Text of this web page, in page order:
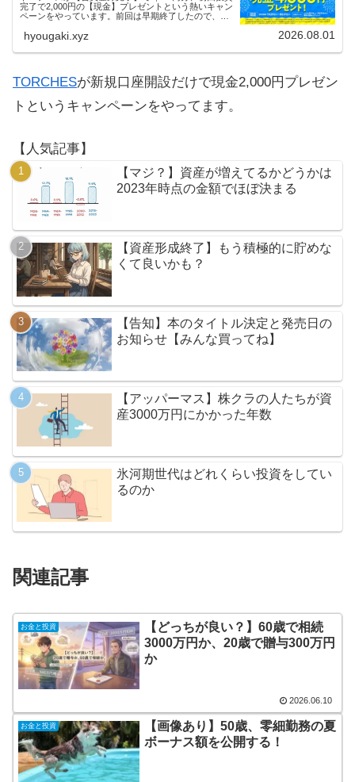
完了で2,000円の【現金】プレゼントという熱いキャン
ペーンをやっています。前回は早期終了したので、使
hyougaki.xyz 2026.08.01
TORCHESが新規口座開設だけで現金2,000円プレゼン
トというキャンペーンをやってます。
【人気記事】
【マジ？】資産が増えてるかどうかは
2023年時点の金額でほぼ決まる
【資産形成終了】もう積極的に貯めな
くて良いかも？
【告知】本のタイトル決定と発売日の
お知らせ【みんな買ってね】
【アッパーマス】株クラの人たちが資
産3000万円にかかった年数
氷河期世代はどれくらい投資をしてい
るのか
関連記事
お金と投資
【どっちが良い？】60歳で相続
3000万円か、20歳で贈与300万円
か
2026.06.10
お金と投資
【画像あり】50歳、零細勤務の夏
ボーナス額を公開する！